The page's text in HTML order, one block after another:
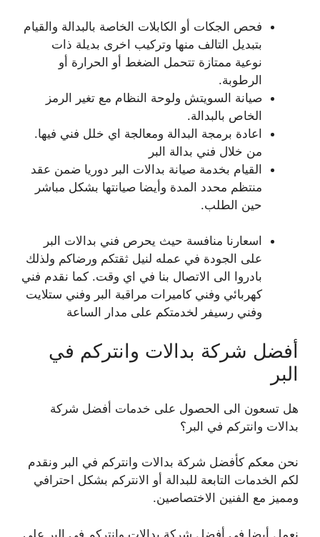
فحص الجكات أو الكابلات الخاصة بالبدالة والقيام
بتبديل التالف منها وتركيب اخرى بديلة ذات
نوعية ممتازة تتحمل الضغط أو الحرارة أو
الرطوبة.
صيانة السويتش ولوحة النظام مع تغير الرمز
الخاص بالبدالة.
اعادة برمجة البدالة ومعالجة اي خلل فني فيها.
من خلال فني بدالة البر
القيام بخدمة صيانة بدالات البر دوريا ضمن عقد
منتظم محدد المدة وأيضا صيانتها بشكل مباشر
حين الطلب.
اسعارنا منافسة حيث يحرص فني بدالات البر
على الجودة في عمله لنيل ثقتكم ورضاكم ولذلك
بادروا الى الاتصال بنا في اي وقت. كما نقدم فني
كهربائي وفني كاميرات مراقبة البر وفني ستلايت
وفني رسيفر لخدمتكم على مدار الساعة
أفضل شركة بدالات وانتركم في
البر
هل تسعون الى الحصول على خدمات أفضل شركة
بدالات وانتركم في البر؟
نحن معكم كأفضل شركة بدالات وانتركم في البر ونقدم
لكم الخدمات التابعة للبدالة أو الانتركم بشكل احترافي
ومميز مع الفنين الاختصاصين.
نعمل أيضا في أفضل شركة بدالات وانتركم في البر على